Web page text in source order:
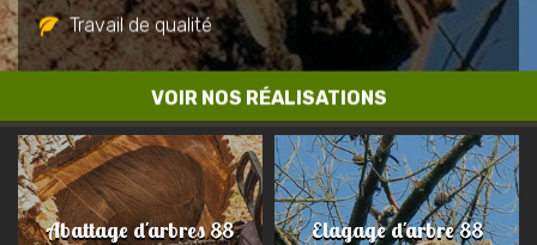
VOIR NOS RÉALISATIONS
Travail de qualité
Abattage d'arbres 88 Elagage d'arbre 88